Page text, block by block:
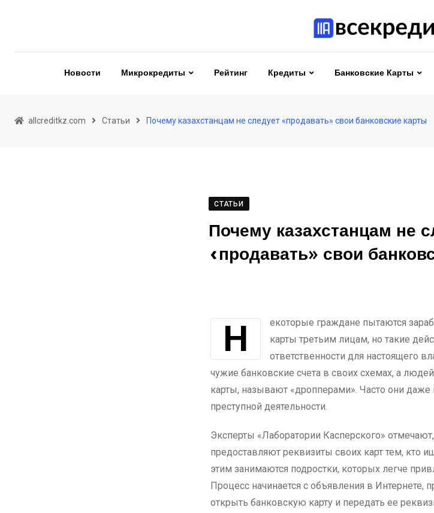
Новости Микрокредиты Рейтинг Кредиты Банковские Карты
allcreditkz.com Статьи Почему казахстанцам не следует «продавать» свои банковские карты
СТАТЬИ
Почему казахстанцам не
«продавать» свои
Некоторые граждане пытаются заработать, «продавая» свои банковские
карты третьим лицам, но такие
ответственности для настоящего
чужие банковские счета в своих схемах, а
карты, называют «дропперами». Часто они даже
преступной деятельности.
Эксперты «Лаборатории Касперского»
предоставляют реквизиты своих карт тем, кто
этим занимаются подростки, которых легче
Процесс начинается с объявления в Интернете,
открыть банковскую карту и передать ее